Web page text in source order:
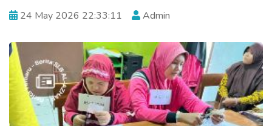
24 May 2026 22:33:11 Admin